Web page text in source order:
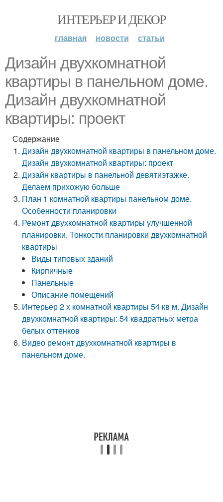
ИНТЕРЬЕР И ДЕКОР
главная новости статьи
Дизайн двухкомнатной
квартиры в панельном доме.
Дизайн двухкомнатной
квартиры: проект
Содержание
Дизайн двухкомнатной квартиры в панельном доме.
Дизайн двухкомнатной квартиры: проект
Дизайн квартиры в панельной девятиэтажке.
Делаем прихожую больше
План 1 комнатной квартиры панельном доме.
Особенности планировки
Ремонт двухкомнатной квартиры улучшенной
планировки. Тонкости планировки двухкомнатной
квартиры
Виды типовых зданий
Кирпичные
Панельные
Описание помещений
Интерьер 2 х комнатной квартиры 54 кв м. Дизайн
двухкомнатной квартиры: 54 квадратных метра
белых оттенков
Видео ремонт двухкомнатной квартиры в
панельном доме.